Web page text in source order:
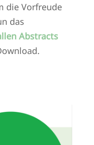
die Vorfreude
das
Abstracts